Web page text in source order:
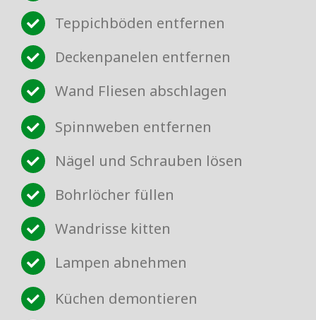
Teppichböden entfernen
Deckenpanelen entfernen
Wand Fliesen abschlagen
Spinnweben entfernen
Nägel und Schrauben lösen
Bohrlöcher füllen
Wandrisse kitten
Lampen abnehmen
Küchen demontieren